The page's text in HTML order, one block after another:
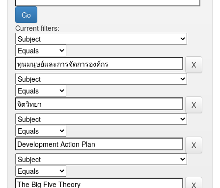
Current filters: